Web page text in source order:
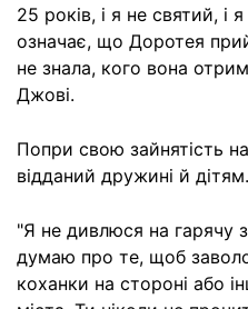
25 років, і я не святий, і
означає, що Доротея
не знала, кого вона
Джові.
Попри свою зайнятість
відданий дружині й дітям.
"Я не дивлюся на гарячу
думаю про те, щоб
коханки на стороні або